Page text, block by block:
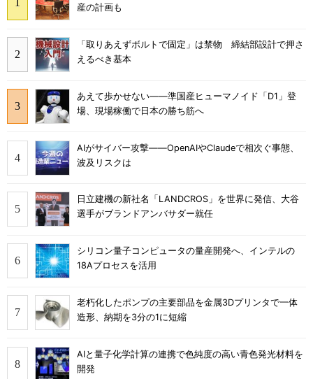
産の計画も
「取りあえずボルトで固定」は禁物 締結部設計で押さ
えるべき基本
あえて歩かせない――準国産ヒューマノイド「D1」登
場、現場稼働で日本の勝ち筋へ
AIがサイバー攻撃――OpenAIやClaudeで相次ぐ事態、
波及リスクは
日立建機の新社名「LANDCROS」を世界に発信、大谷
選手がブランドアンバサダー就任
シリコン量子コンピュータの量産開発へ、インテルの
18Aプロセスを活用
老朽化したポンプの主要部品を金属3Dプリンタで一体
造形、納期を3分の1に短縮
AIと量子化学計算の連携で色純度の高い青色発光材料を
開発